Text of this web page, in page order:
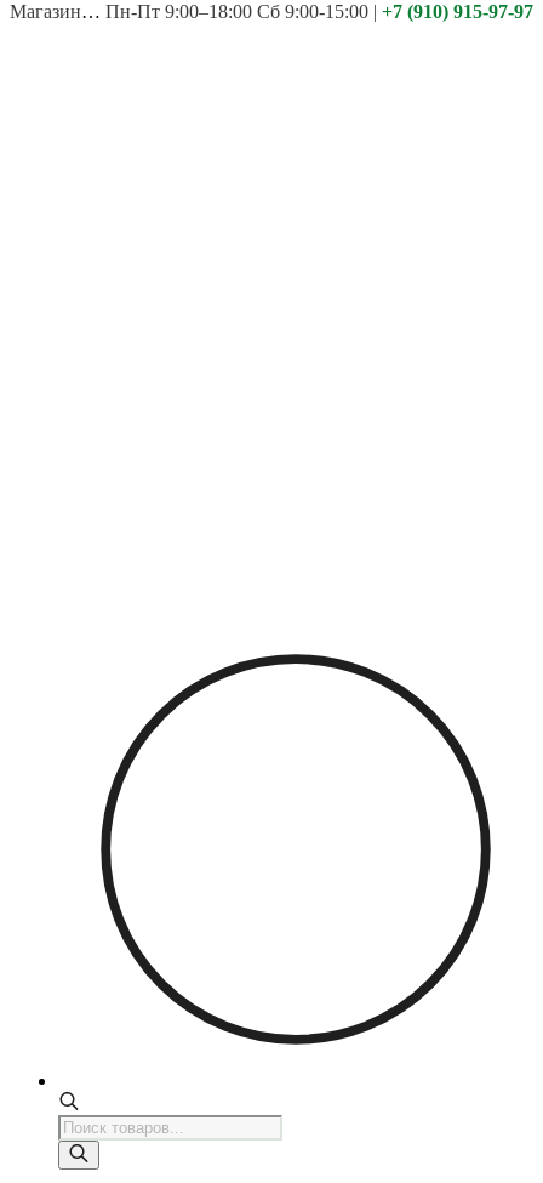
Магазины: Калуга ул. Московская д.113
Пн-Пт 9:00–18:00 Сб 9:00-15:00 | +7 (910) 915-97-97
Поиск
товаров